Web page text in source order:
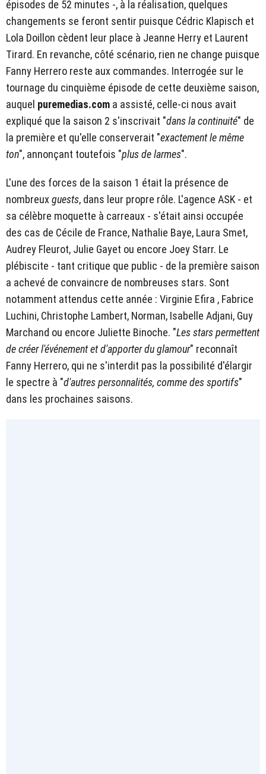
épisodes de 52 minutes -, à la réalisation, quelques
changements se feront sentir puisque Cédric Klapisch et
Lola Doillon cèdent leur place à Jeanne Herry et Laurent
Tirard. En revanche, côté scénario, rien ne change puisque
Fanny Herrero reste aux commandes. Interrogée sur le
tournage du cinquième épisode de cette deuxième saison,
auquel puremedias.com a assisté, celle-ci nous avait
expliqué que la saison 2 s'inscrivait "dans la continuité" de
la première et qu'elle conserverait "exactement le même
ton", annonçant toutefois "plus de larmes".
L'une des forces de la saison 1 était la présence de
nombreuxguests, dans leur propre rôle. L'agence ASK - et
sa célèbre moquette à carreaux - s'était ainsi occupée
des cas de Cécile de France, Nathalie Baye, Laura Smet,
Audrey Fleurot, Julie Gayet ou encore Joey Starr. Le
plébiscite - tant critique que public - de la première saison
a achevé de convaincre de nombreuses stars. Sont
notamment attendus cette année : Virginie Efira , Fabrice
Luchini, Christophe Lambert, Norman, Isabelle Adjani, Guy
Marchand ou encore Juliette Binoche. "Les stars permettent
de créer l'événement et d'apporter du glamour" reconnaît
Fanny Herrero, qui ne s'interdit pas la possibilité d'élargir
le spectre à "d'autres personnalités, comme des sportifs"
dans les prochaines saisons.